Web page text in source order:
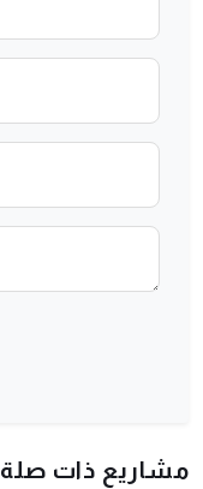
مشاريع ذات صلة